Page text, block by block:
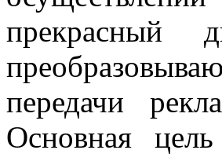
прекрасный
передачи
Основная